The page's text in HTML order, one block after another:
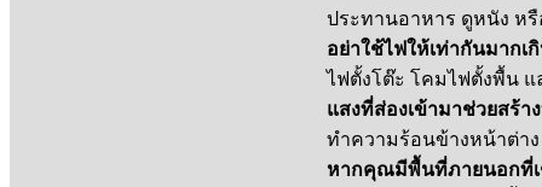
ประทานอาหาร ดูหนัง ห
อย่าใช้ไฟให้เท่ากันมาก
ไฟตั้งโต๊ะ โคมไฟตั้งพื้น
แสงที่ส่องเข้ามาช่วยสร้า
ทำความร้อนข้างหน้าต่าง
หากคุณมีพื้นที่ภายนอกที่เ